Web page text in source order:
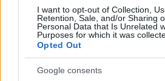
I want to opt-out of Collection,
Retention, Sale, and/or Sharing
Personal Data that Is Unrelated
Purposes for which it was
Opted Out
Google consents
Βόλος
Ατρόμητος Αθηνών